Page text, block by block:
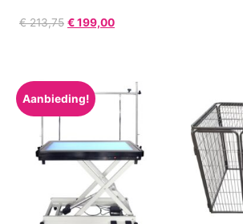
€213,75 €199,00
Aanbieding!